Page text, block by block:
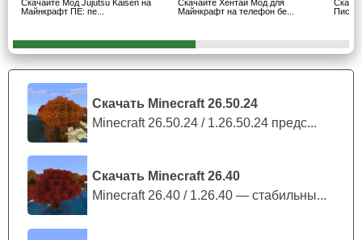
Скачать Minecraft 26.50.24
Minecraft 26.50.24 / 1.26.50.24 предс...
Скачать Minecraft 26.40
Minecraft 26.40 / 1.26.40 — стабильны...
будет достаточно тяжёлым, так как в таком случае
репутация игрока снижается ниже минимума. Всё это
несчастным. Не говоря уже о том, что у персонажа не
останется верных помощниц по дому.
Пользователю стоит ценить дам и не обижать их в
игре.
Скачайте Мод Jujutsu Kaisen на
Майнкрафт ПЕ: пе...
Скачайте Хентай Мод для
Майнкрафт на телефон бе...
Пис